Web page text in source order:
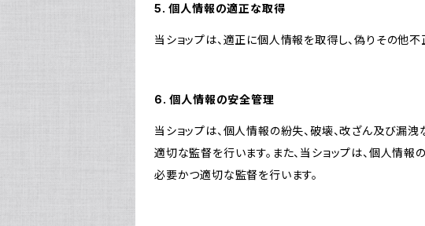
5. 個人情報の適正な取得
当ショップは、適正に個人情報を取得し、偽りその他不
6. 個人情報の安全管理
当ショップは、個人情報の紛失、破壊、改ざん及び漏
適切な監督を行います。また、当ショップは、個人情
必要かつ適切な監督を行います。